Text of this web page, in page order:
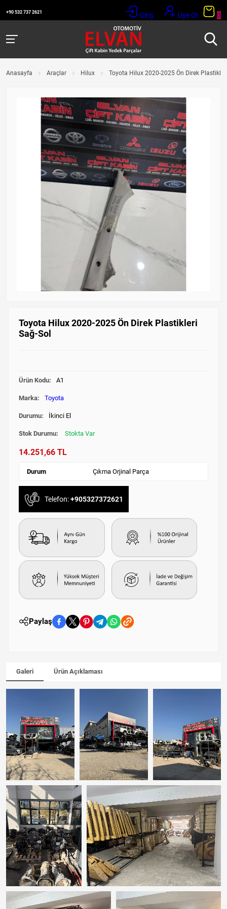
+90 532 737 2621 Giriş Üye Ol 0
Anasayfa Araçlar Hilux Toyota Hilux 2020-2025 Ön Direk
Toyota Hilux 2020-2025 Ön Direk Plastikleri
Sağ-Sol
Ürün Kodu: A1
Marka: Toyota
Durumu: İkinci El
Stok Durumu: Stokta Var
14.251,66 TL
Durum Çıkma Orjinal Parça
Telefon:+905327372621
Paylaş
Galeri Ürün Açıklaması